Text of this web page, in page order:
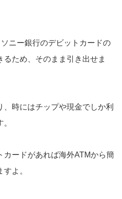
ニー銀行のデビットカードの
ため、そのまま引き出せま
時にはチップや現金でしか利
カードがあれば海外ATMから簡
よ。